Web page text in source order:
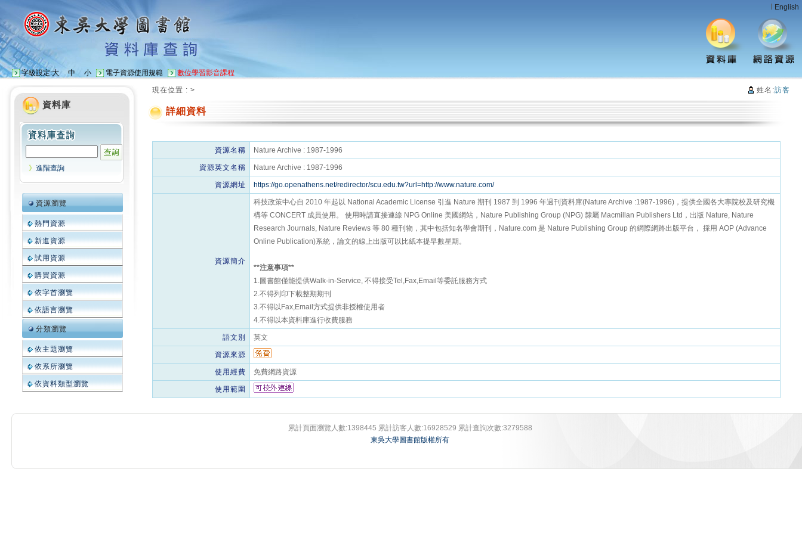
English
字級設定:大 中 小 電子資源使用規範 數位學習影音課程
資料庫
》 進階查詢
資源瀏覽
熱門資源
新進資源
試用資源
購買資源
依字首瀏覽
依語言瀏覽
分類瀏覽
依主題瀏覽
依系所瀏覽
依資料類型瀏覽
現在位置 : > 姓名:訪客
詳細資料
資源名稱 Nature Archive : 1987-1996
資源英文名稱 Nature Archive : 1987-1996
資源網址 https://go.openathens.net/redirector/scu.edu.tw?url=http://www.nature.com/
資源簡介
科技政策中心自 2010 年起以 National Academic License 引進 Nature 期刊 1987 到 1996 年過刊資料庫(Nature Archive :1987-1996)，提供全國各大專院校及研究機
構等 CONCERT 成員使用。 使用時請直接連線 NPG Online 美國網站，Nature Publishing Group (NPG) 隸屬 Macmillan Publishers Ltd，出版 Nature, Nature
Research Journals, Nature Reviews 等 80 種刊物，其中包括知名學會期刊，Nature.com 是 Nature Publishing Group 的網際網路出版平台， 採用 AOP (Advance
Online Publication)系統，論文的線上出版可以比紙本提早數星期。
**注意事項**
1.圖書館僅能提供Walk-in-Service, 不得接受Tel,Fax,Email等委託服務方式
2.不得列印下載整期期刊
3.不得以Fax,Email方式提供非授權使用者
4.不得以本資料庫進行收費服務
語文別 英文
資源來源
使用經費 免費網路資源
使用範圍
累計頁面瀏覽人數:1398445 累計訪客人數:16928529 累計查詢次數:3279588
東吳大學圖書館版權所有